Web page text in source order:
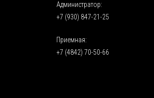
Администратор:
+7 (930) 847-21-25
Приемная:
+7 (4842) 70-50-66